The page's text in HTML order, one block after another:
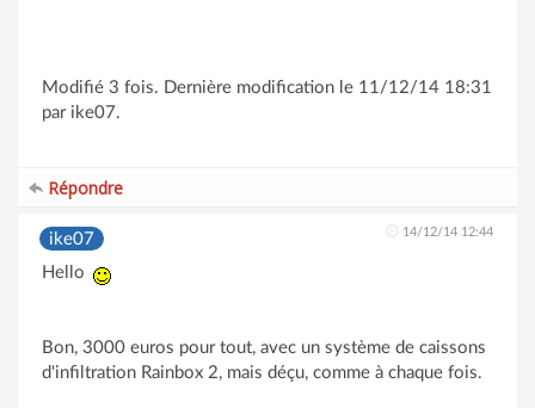
Modifié 3 fois. Dernière modification le 11/12/14 18:31
par ike07.
Répondre
ike07 14/12/14 12:44
Hello
Bon, 3000 euros pour tout, avec un système de caissons
d'infiltration Rainbox 2, mais déçu, comme à chaque fois.